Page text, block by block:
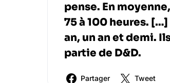
pense. En
75 à 100 heures.
an, un an et demi.
partie de D&D.
Partager Tweet